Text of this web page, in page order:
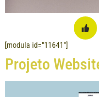
[modula id="11641"]
Projeto